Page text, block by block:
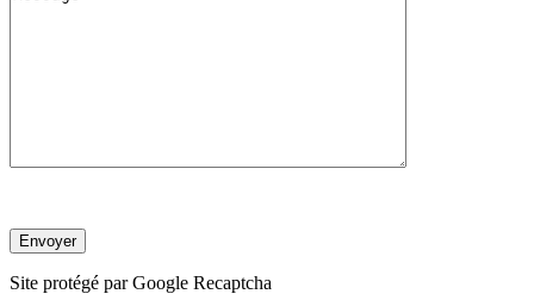
Site protégé par Google Recaptcha